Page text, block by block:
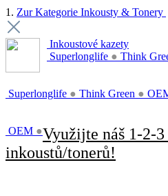
1. Zur Kategorie Inkousty & Tonery
Inkoustové kazety
Superlonglife ● Think
Superlonglife ● Think Green ●
OEM ●Využijte náš 1-2-
inkoustů/tonerů!